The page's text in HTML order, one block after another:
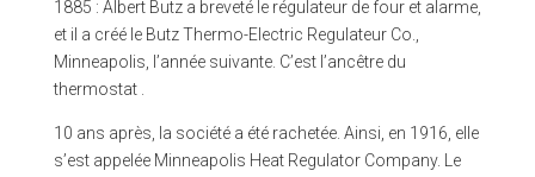
1885 : Albert Butz a breveté le régulateur de four et alarme,
et il a créé le Butz Thermo-Electric Regulateur Co.,
Minneapolis, l’année suivante. C’est l’ancêtre du
thermostat .
10 ans après, la société a été rachetée. Ainsi, en 1916, elle
s’est appelée Minneapolis Heat Regulator Company. Le